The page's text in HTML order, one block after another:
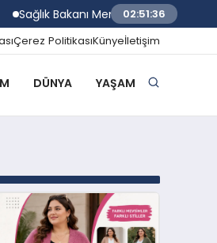
Bakanı Memişoğlu Rize Şehir
02:51:37
Çerez PolitikasıKünyeİletişim
DÜNYA YAŞAM